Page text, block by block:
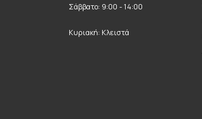
Σάββατο: 9:00 - 14:00
Κυριακή: Κλειστά